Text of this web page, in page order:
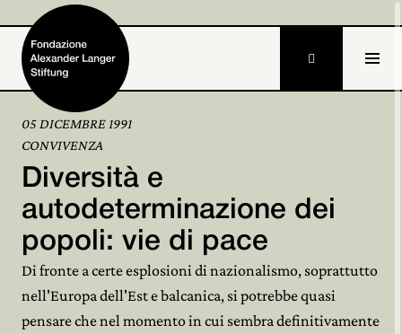
Home
Fondazione
Attività e progetti
Alexander Langer
Archivio 

05 DICEMBRE 1991
CONVIVENZA
Diversità e
autodeterminazione dei
popoli: vie di pace
Di fronte a certe esplosioni di nazionalismo, soprattutto
nell'Europa dell'Est e balcanica, si potrebbe quasi
pensare che nel momento in cui sembra definitivamente